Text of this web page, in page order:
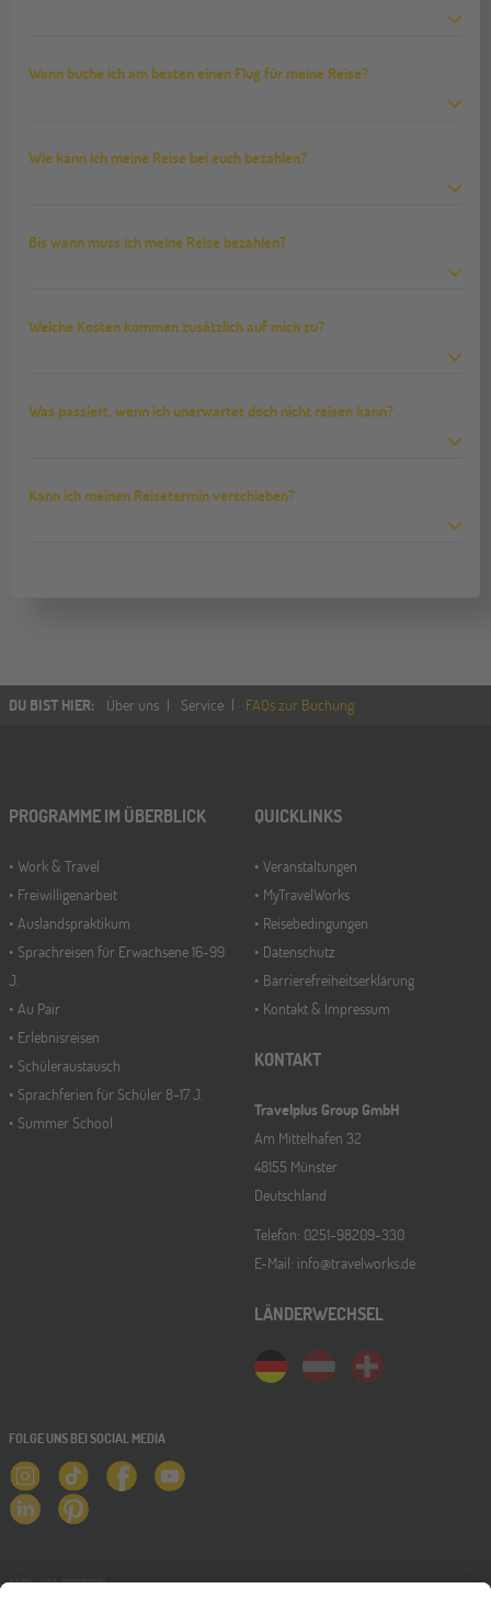
Wann buche ich am besten einen Flug für meine Reise?
Wie kann ich meine Reise bei euch bezahlen?
Bis wann muss ich meine Reise bezahlen?
Welche Kosten kommen zusätzlich auf mich zu?
Was passiert, wenn ich unerwartet doch nicht reisen kann?
Kann ich meinen Reisetermin verschieben?
DU BIST HIER: Über uns Service FAQs zur Buchung
PROGRAMME IM ÜBERBLICK
Work & Travel
Freiwilligenarbeit
Auslandspraktikum
Sprachreisen für Erwachsene 16-99
J.
Au Pair
Erlebnisreisen
Schüleraustausch
Sprachferien für Schüler 8-17 J.
Summer School
QUICKLINKS
Veranstaltungen
MyTravelWorks
Reisebedingungen
Datenschutz
Barrierefreiheitserklärung
Kontakt & Impressum
KONTAKT
Travelplus Group GmbH
Am Mittelhafen 32
48155 Münster
Deutschland
Telefon: 0251-98209-330
E-Mail: info@travelworks.de
LÄNDERWECHSEL
FOLGE UNS BEI SOCIAL MEDIA
NEWSLETTER